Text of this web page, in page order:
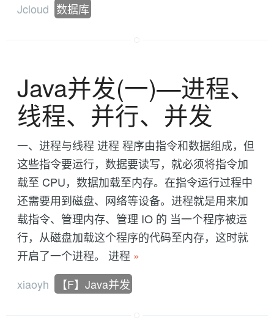
Jcloud 数据库
Java并发(一)----进程、
线程、并行、并发
一、进程与线程 进程 程序由指令和数据组成，但
这些指令要运行，数据要读写，就必须将指令加
载至 CPU，数据加载至内存。在指令运行过程中
还需要用到磁盘、网络等设备。进程就是用来加
载指令、管理内存、管理 IO 的 当一个程序被运
行，从磁盘加载这个程序的代码至内存，这时就
开启了一个进程。 进程 »
xiaoyh
【F】Java并发